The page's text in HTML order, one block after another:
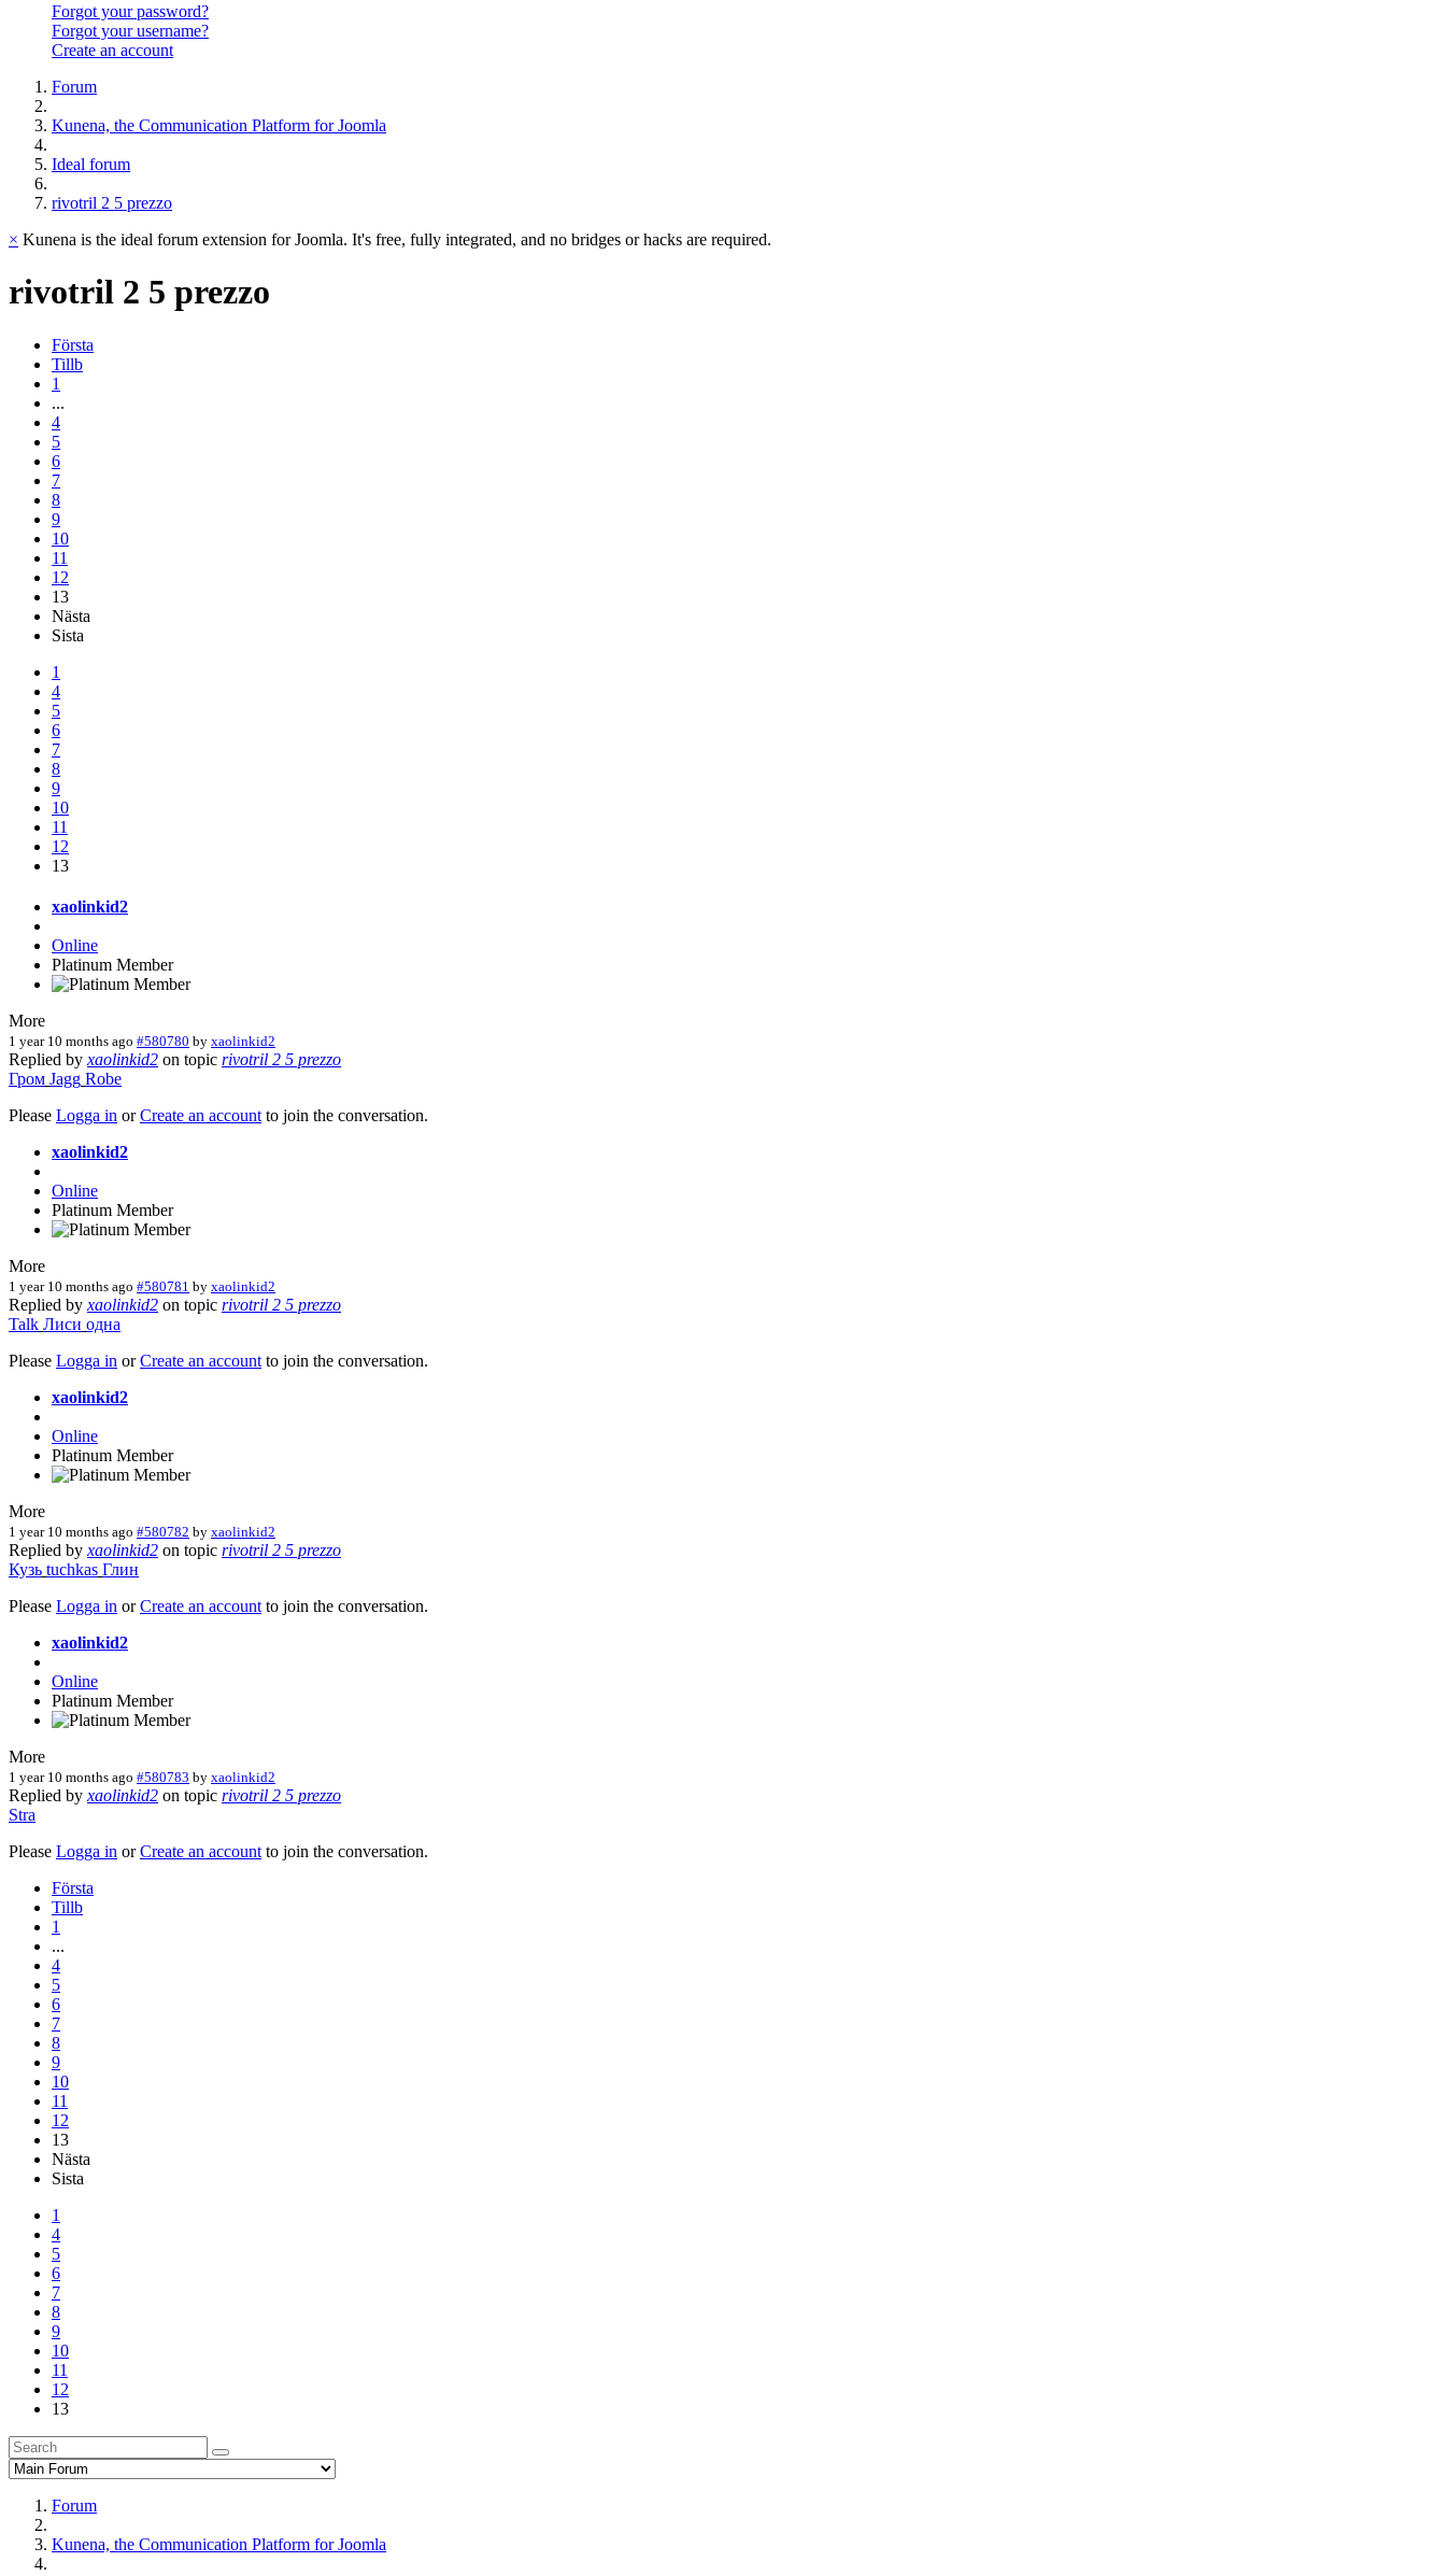
Forgot your password?
Forgot your username?
Create an account
Forum
Kunena, the Communication Platform for Joomla
Ideal forum
rivotril 2 5 prezzo
× Kunena is the ideal forum extension for Joomla. It's free, fully integrated, and no bridges or hacks are required.
rivotril 2 5 prezzo
Första
Tillb
1
...
4
5
6
7
8
9
10
11
12
13
Nästa
Sista
1
4
5
6
7
8
9
10
11
12
13
xaolinkid2
Online
Platinum Member
More
1 year 10 months ago #580780 by xaolinkid2
Replied by xaolinkid2 on topic rivotril 2 5 prezzo
Гром Jagg Robe
Please Logga in orCreate an account to join the conversation.
xaolinkid2
Online
Platinum Member
More
1 year 10 months ago #580781 by xaolinkid2
Replied by xaolinkid2 on topic rivotril 2 5 prezzo
Talk Лиси одна
Please Logga in orCreate an account to join the conversation.
xaolinkid2
Online
Platinum Member
More
1 year 10 months ago #580782 by xaolinkid2
Replied by xaolinkid2 on topic rivotril 2 5 prezzo
Кузь tuchkas Глин
Please Logga in orCreate an account to join the conversation.
xaolinkid2
Online
Platinum Member
More
1 year 10 months ago #580783 by xaolinkid2
Replied by xaolinkid2 on topic rivotril 2 5 prezzo
Stra
Please Logga in orCreate an account to join the conversation.
Första
Tillb
1
...
4
5
6
7
8
9
10
11
12
13
Nästa
Sista
1
4
5
6
7
8
9
10
11
12
13
Forum
Kunena, the Communication Platform for Joomla